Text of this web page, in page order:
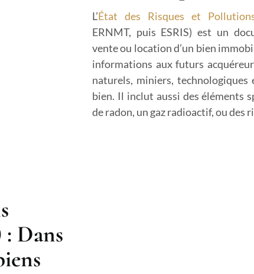
L’État des Risques et
ERNMT, puis ESRIS) est un
vente ou location d’un bien
informations aux futurs
naturels, miniers,
bien. Il inclut aussi des éléments
de radon, un gaz radioactif, ou des
Dans